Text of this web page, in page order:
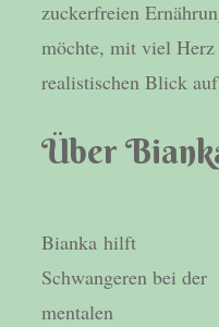
zuckerfreien
möchte, mit viel
realistischen Blick
Über
Bianka hilft
Schwangeren bei der
mentalen